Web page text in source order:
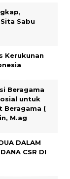
Sabu
Kerukunan
Beragama
untuk
Beragama (
M.ag
DALAM
CSR DI